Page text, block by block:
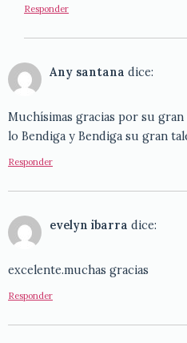
Responder
Any santana dice:
Muchísimas gracias por su
lo Bendiga y Bendiga su gran
Responder
evelyn ibarra dice:
excelente.muchas gracias
Responder